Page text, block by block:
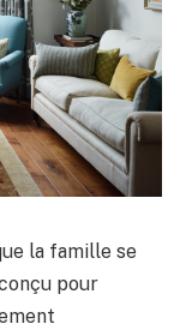
la famille se
pour